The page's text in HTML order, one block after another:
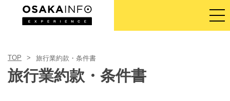
日本語
TOP 旅行業約款・条件書
旅行業約款・条件書